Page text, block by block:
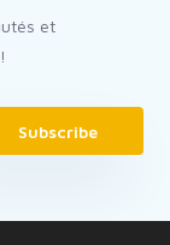
et
Subscribe